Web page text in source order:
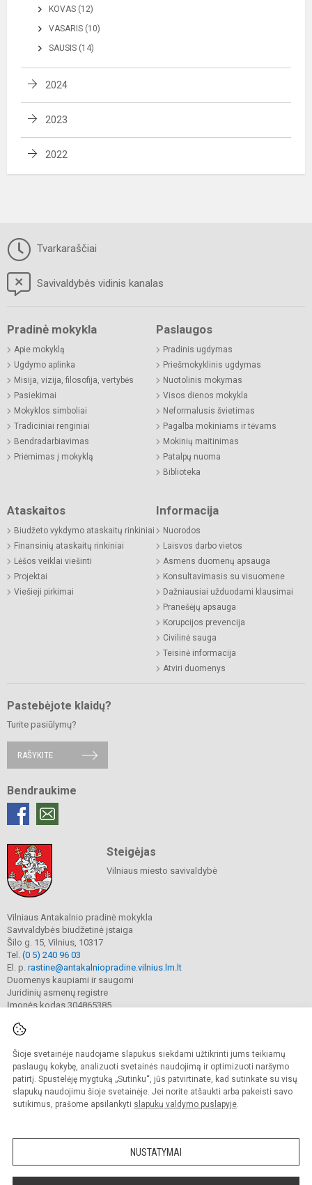
Šioje svetainėje naudojame slapukus siekdami užtikrinti jums teikiamų
paslaugų kokybę, analizuoti svetainės naudojimą ir optimizuoti naršymo
patirtį. Spustelėję mygtuką „Sutinku“, jūs patvirtinate, kad sutinkate su visų
slapukų naudojimu šioje svetainėje. Jei norite atšaukti arba pakeisti savo
sutikimus, prašome apsilankyti slapukų valdymo puslapyje.
NUSTATYMAI
KOVAS (12)
VASARIS (10)
SAUSIS (14)
2024
2023
2022
Tvarkaraščiai
Savivaldybės vidinis kanalas
Pradinė mokykla
Apie mokyklą
Ugdymo aplinka
Misija, vizija, filosofija, vertybės
Pasiekimai
Mokyklos simboliai
Tradiciniai renginiai
Bendradarbiavimas
Priėmimas į mokyklą
Paslaugos
Pradinis ugdymas
Priešmokyklinis ugdymas
Nuotolinis mokymas
Visos dienos mokykla
Neformalusis švietimas
Pagalba mokiniams ir tėvams
Mokinių maitinimas
Patalpų nuoma
Biblioteka
Ataskaitos
Biudžeto vykdymo ataskaitų rinkiniai
Finansinių ataskaitų rinkiniai
Lėšos veiklai viešinti
Projektai
Viešieji pirkimai
Informacija
Nuorodos
Laisvos darbo vietos
Asmens duomenų apsauga
Konsultavimasis su visuomene
Dažniausiai užduodami klausimai
Pranešėjų apsauga
Korupcijos prevencija
Civilinė sauga
Teisinė informacija
Atviri duomenys
Pastebėjote klaidų?
Turite pasiūlymų?
RAŠYKITE
Bendraukime
Steigėjas
Vilniaus miesto savivaldybė
Vilniaus Antakalnio pradinė mokykla
Savivaldybės biudžetinė įstaiga
Šilo g. 15, Vilnius, 10317
Tel. (0 5) 240 96 03
El. p. rastine@antakalniopradine.vilnius.lm.lt
Duomenys kaupiami ir saugomi
Juridinių asmenų registre
Įmonės kodas 304865385
© 2023. Vilniaus Antakalnio pradinė mokykla. Visos teisės saugomos.
Kopijuoti turinį be raštiško gimnazijos sutikimo griežtai draudžiama.
Prieinamumo paraiška Slapukų valdymas
Sumanus būdas atnaujinti